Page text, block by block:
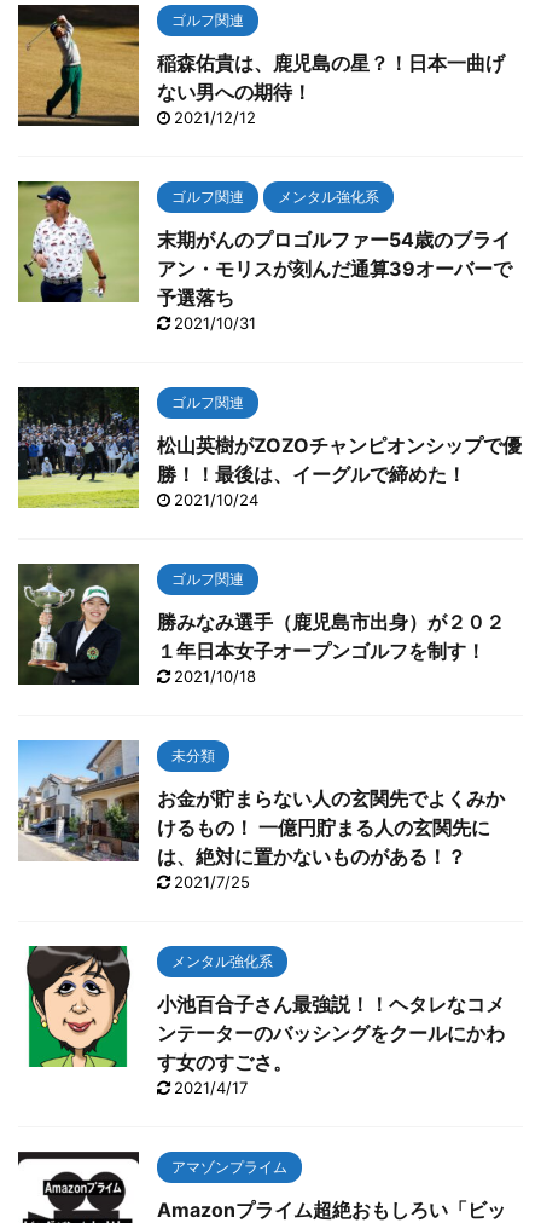
ゴルフ関連
稲森佑貴は、鹿児島の星？！日本一曲げ
ない男への期待！
2021/12/12
ゴルフ関連 メンタル強化系
末期がんのプロゴルファー54歳のブライ
アン・モリスが刻んだ通算39オーバーで
予選落ち
2021/10/31
ゴルフ関連
松山英樹がZOZOチャンピオンシップで優
勝！！最後は、イーグルで締めた！
2021/10/24
ゴルフ関連
勝みなみ選手（鹿児島市出身）が２０２
１年日本女子オープンゴルフを制す！
2021/10/18
未分類
お金が貯まらない人の玄関先でよくみか
けるもの！ 一億円貯まる人の玄関先に
は、絶対に置かないものがある！？
2021/7/25
メンタル強化系
小池百合子さん最強説！！ヘタレなコメ
ンテーターのバッシングをクールにかわ
す女のすごさ。
2021/4/17
アマゾンプライム
Amazonプライム超絶おもしろい「ビッ